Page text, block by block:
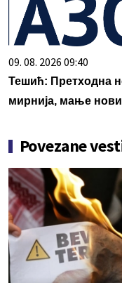
09. 08. 2026 09:40
Тешић: Претходна
мирнија, мање
Povezane